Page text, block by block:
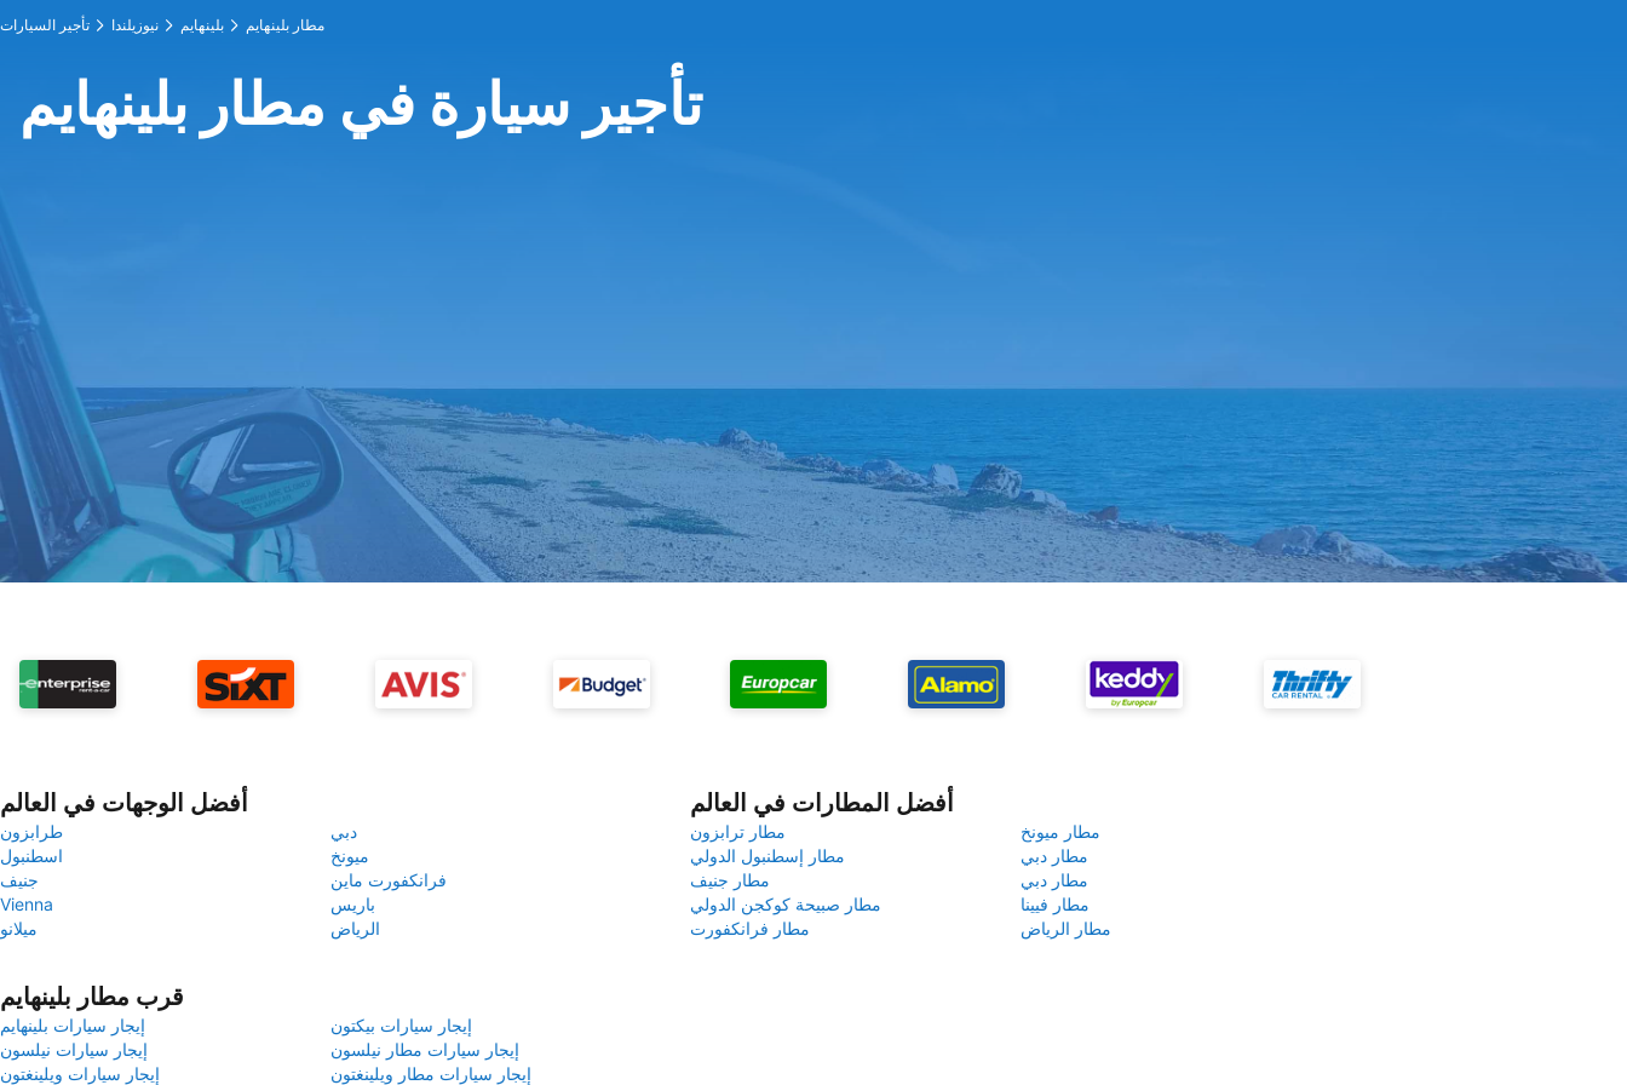
تأجير السيارات نيوزيلندا بلينهايم مطار بلينهايم
تأجير سيارة في مطار بلينهايم
أفضل الوجهات في العالم
طرابزون
دبي
اسطنبول
ميونخ
جنيف
فرانكفورت ماين
Vienna
باريس
ميلانو
الرياض
أفضل المطارات في العالم
مطار ترابزون
مطار ميونخ
مطار إسطنبول الدولي
مطار دبي
مطار جنيف
مطار دبي
مطار صبيحة كوكجن الدولي
مطار فيينا
مطار فرانكفورت
مطار الرياض
قرب مطار بلينهايم
إيجار سيارات بلينهايم
إيجار سيارات بيكتون
إيجار سيارات نيلسون
إيجار سيارات مطار نيلسون
إيجار سيارات ويلينغتون
إيجار سيارات مطار ويلينغتون